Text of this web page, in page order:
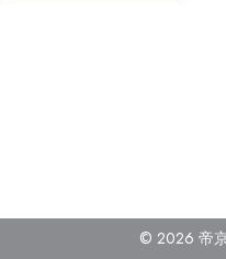
© 2026 帝京